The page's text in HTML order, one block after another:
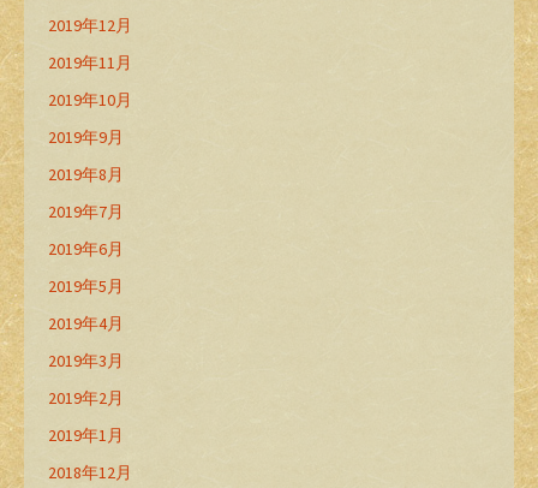
2019年12月
2019年11月
2019年10月
2019年9月
2019年8月
2019年7月
2019年6月
2019年5月
2019年4月
2019年3月
2019年2月
2019年1月
2018年12月